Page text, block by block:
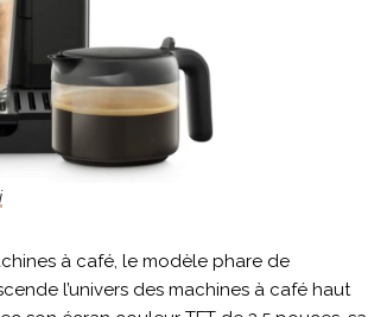
à café, le modèle phare de
l’univers des machines à café haut